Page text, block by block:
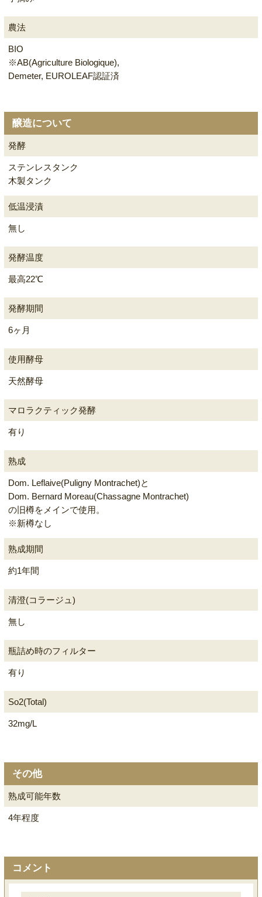
農法
BIO
※AB(Agriculture Biologique),
Demeter, EUROLEAF認証済
醸造について
発酵
ステンレスタンク
木製タンク
低温浸漬
無し
発酵温度
最高22℃
発酵期間
6ヶ月
使用酵母
天然酵母
マロラクティック発酵
有り
熟成
Dom. Leflaive(Puligny Montrachet)と
Dom. Bernard Moreau(Chassagne Montrachet)
の旧樽をメインで使用。
※新樽なし
熟成期間
約1年間
清澄(コラージュ)
無し
瓶詰め時のフィルター
有り
So2(Total)
32mg/L
その他
熟成可能年数
4年程度
コメント